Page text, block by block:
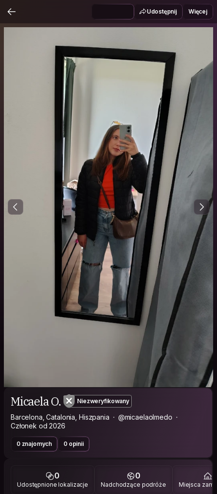
Udostępnij Więcej
Micaela O. Niezweryfikowany
Barcelona, Catalonia, Hiszpania
@micaelaolmedo
Członek od 2026
0 znajomych 0 opinii
0
Udostępnione lokalizacje
0
Nadchodzące podróże Miejsca